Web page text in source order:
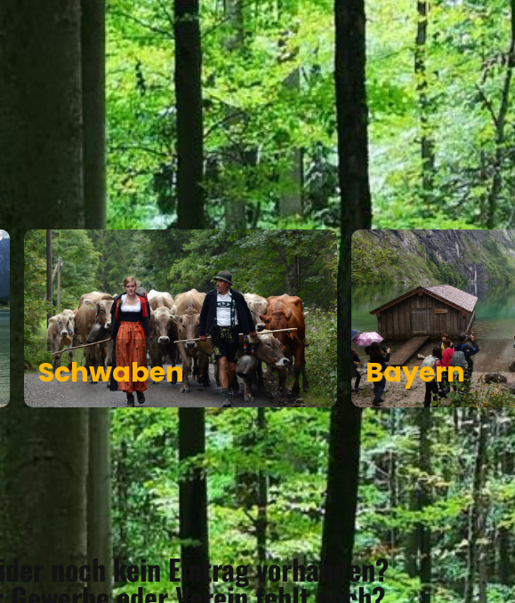
ÜBERNACHTEN
Eigenen Eintrag kostenlos erstellen >
GEHÖRT ZU DEN REGIONEN
Schwaben Bayern
noch kein Eintrag vorhanden?